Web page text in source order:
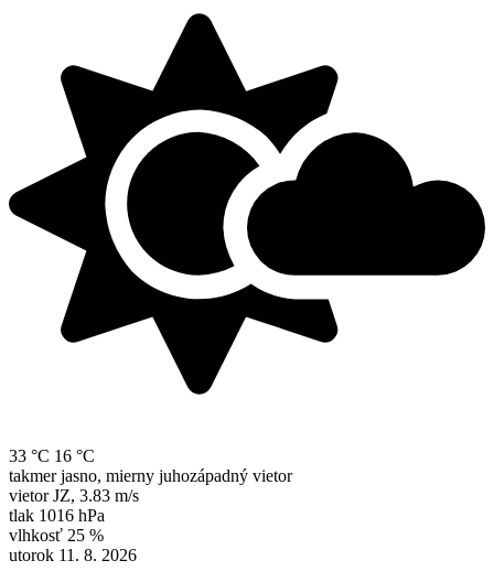
33 °C 16 °C
takmer jasno, mierny juhozápadný vietor
vietor JZ, 3.83 m/s
tlak 1016 hPa
vlhkosť 25 %
utorok 11. 8. 2026